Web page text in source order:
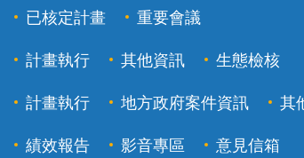
已核定計畫 重要會議
計畫執行 其他資訊 生態檢核
計畫執行 地方政府案件資訊 其
績效報告 影音專區 意見信箱